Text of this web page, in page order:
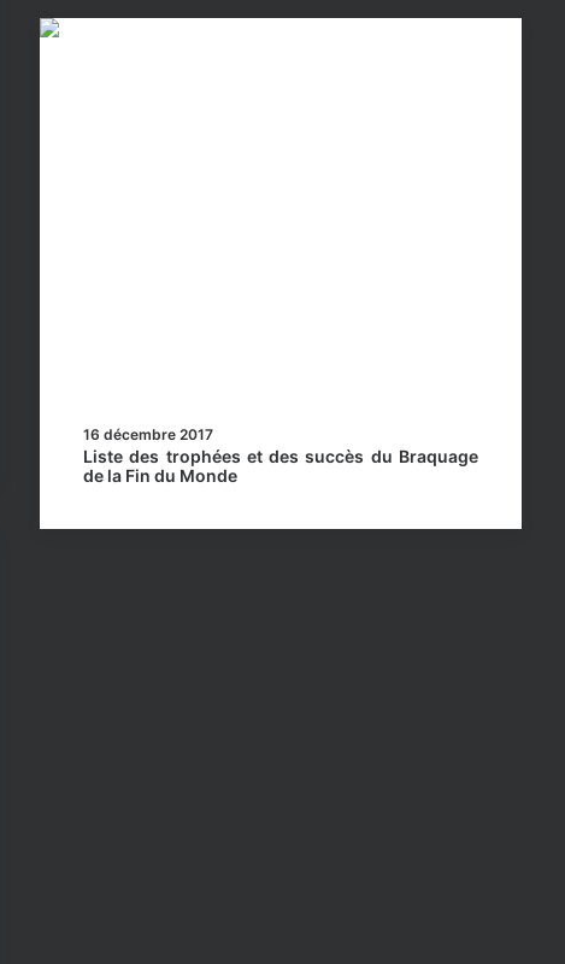
16 décembre 2017
Liste des trophées et des succès du Braquage
de la Fin du Monde